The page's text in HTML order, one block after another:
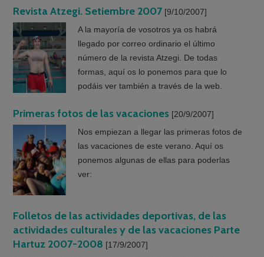
Revista Atzegi. Setiembre 2007 [9/10/2007]
A la mayoría de vosotros ya os habrá
llegado por correo ordinario el último
número de la revista Atzegi. De todas
formas, aquí os lo ponemos para que lo
podáis ver también a través de la web.
Primeras fotos de las vacaciones [20/9/2007]
Nos empiezan a llegar las primeras fotos de
las vacaciones de este verano. Aquí os
ponemos algunas de ellas para poderlas
ver:
Folletos de las actividades deportivas, de las
actividades culturales y de las vacaciones Parte
Hartuz 2007-2008 [17/9/2007]